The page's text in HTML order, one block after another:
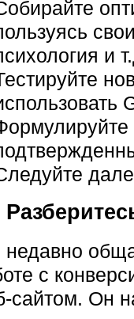
и
с
сайтом. Он